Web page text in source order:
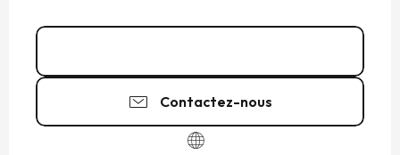
Contactez-nous